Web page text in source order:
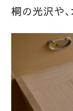
桐の光沢や、